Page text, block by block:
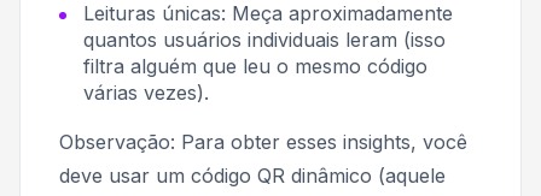
Leituras únicas: Meça aproximadamente
quantos usuários individuais leram (isso
filtra alguém que leu o mesmo código
várias vezes).
Observação: Para obter esses insights, você
deve usar um código QR dinâmico (aquele